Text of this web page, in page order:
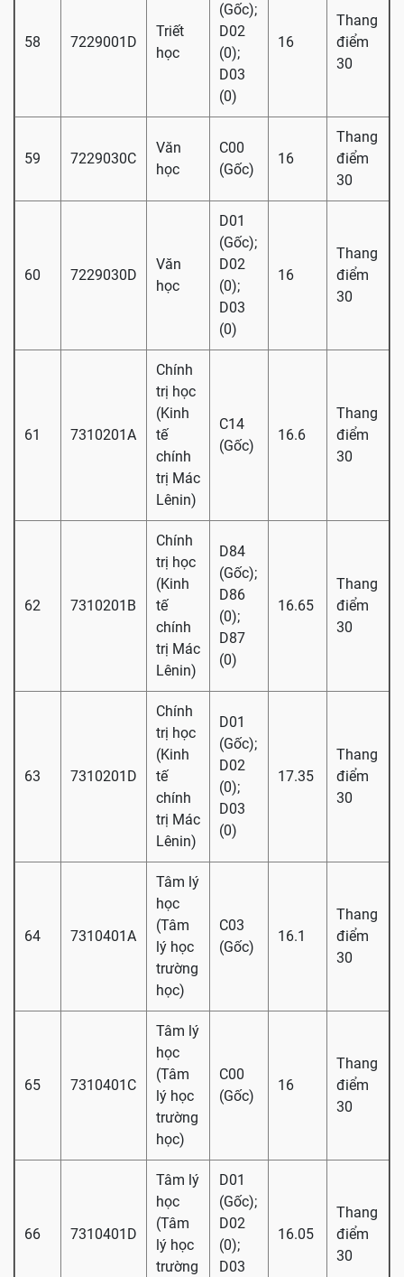
58 7229001D
Triết
học
(Gốc);
D02
(0);
D03
(0)
16
Thang
điểm
30
59 7229030C
Văn
học
C00
(Gốc)
16
Thang
điểm
30
60 7229030D
Văn
học
D01
(Gốc);
D02
(0);
D03
(0)
16
Thang
điểm
30
61 7310201A
Chính
trị học
(Kinh
tế
chính
trị Mác
Lênin)
C14
(Gốc)
16.6
Thang
điểm
30
62 7310201B
Chính
trị học
(Kinh
tế
chính
trị Mác
Lênin)
D84
(Gốc);
D86
(0);
D87
(0)
16.65
Thang
điểm
30
63 7310201D
Chính
trị học
(Kinh
tế
chính
trị Mác
Lênin)
D01
(Gốc);
D02
(0);
D03
(0)
17.35
Thang
điểm
30
64 7310401A
Tâm lý
học
(Tâm
lý học
trường
học)
C03
(Gốc)
16.1
Thang
điểm
30
65 7310401C
Tâm lý
học
(Tâm
lý học
trường
học)
C00
(Gốc)
16
Thang
điểm
30
66 7310401D
Tâm lý
học
(Tâm
lý học
trường
D01
(Gốc);
D02
(0);
D03
16.05
Thang
điểm
30